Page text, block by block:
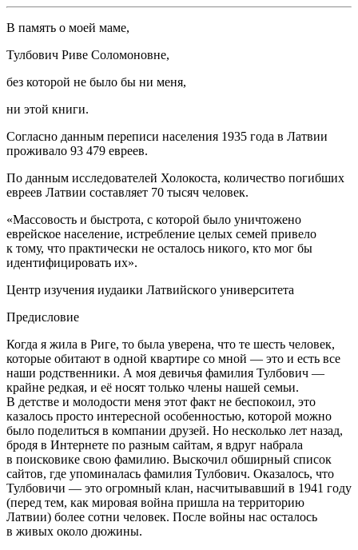
В память о моей маме,
Тулбович Риве Соломоновне,
без которой не было бы ни меня,
ни этой книги.
Согласно данным переписи населения 1935 года в Латвии
проживало 93 479 евреев.
По данным исследователей Холокоста, количество погибших
евреев Латвии составляет 70 тысяч человек.
«Массовость и быстрота, с которой было уничтожено
еврейское население, истребление целых семей привело
к тому, что практически не осталось никого, кто мог бы
идентифицировать их».
Центр изучения иудаики Латвийского университета
Предисловие
Когда я жила в Риге, то была уверена, что те шесть человек,
которые обитают в одной квартире со мной — это и есть все
наши родственники. А моя девичья фамилия Тулбович —
крайне редкая, и её носят только члены нашей семьи.
В детстве и молодости меня этот факт не беспокоил, это
казалось просто интересной особенностью, которой можно
было поделиться в компании друзей. Но несколько лет назад,
бродя в Интернете по разным сайтам, я вдруг набрала
в поисковике свою фамилию. Выскочил обширный список
сайтов, где упоминалась фамилия Тулбович. Оказалось, что
Тулбовичи — это огромный клан, насчитывавший в 1941 году
(перед тем, как мировая война пришла на территорию
Латвии) более сотни человек. После войны нас осталось
в живых около дюжины.